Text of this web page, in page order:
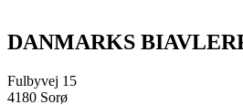
DANMARKS
Fulbyvej 15
4180 Sorø